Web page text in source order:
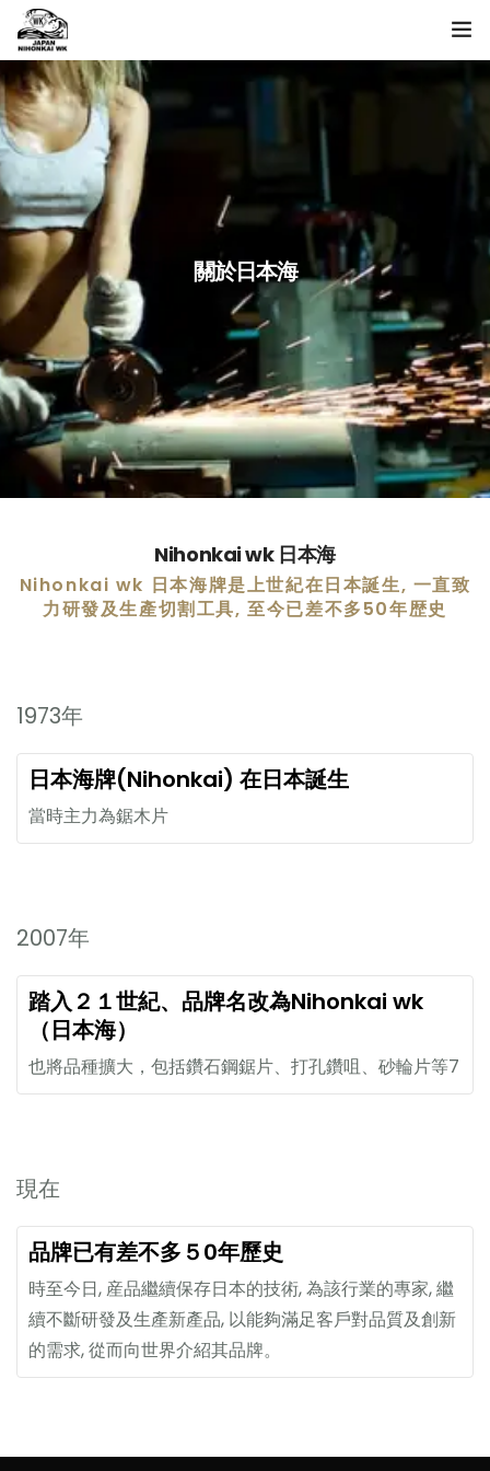
ホーム
製品一覧
日本海について
お問い合わせ
language
關於日本海
Nihonkai wk 日本海
Nihonkai wk 日本海牌是上世紀在日本誕生, 一直致
力研發及生產切割工具, 至今已差不多50年歴史
1973年
日本海牌(Nihonkai) 在日本誕生
當時主力為鋸木片
2007年
踏入２１世紀、品牌名改為Nihonkai wk
（日本海）
也將品種擴大，包括鑽石鋼鋸片、打孔鑽咀、砂輪片等7
現在
品牌已有差不多５0年歷史
時至今日, 産品繼續保存日本的技術, 為該行業的專家, 繼
續不斷研發及生產新產品, 以能夠滿足客戶對品質及創新
的需求, 從而向世界介紹其品牌。